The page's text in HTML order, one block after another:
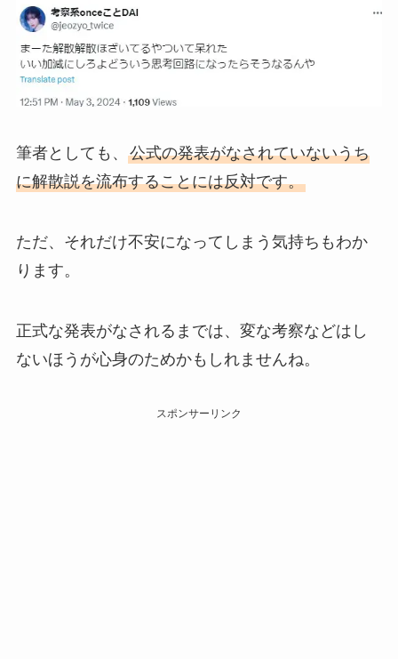
筆者としても、 公式の発表がなされていないうち
に解散説を流布することには反対です。
ただ、それだけ不安になってしまう気持ちもわか
ります。
正式な発表がなされるまでは、変な考察などはし
ないほうが心身のためかもしれませんね。
スポンサーリンク